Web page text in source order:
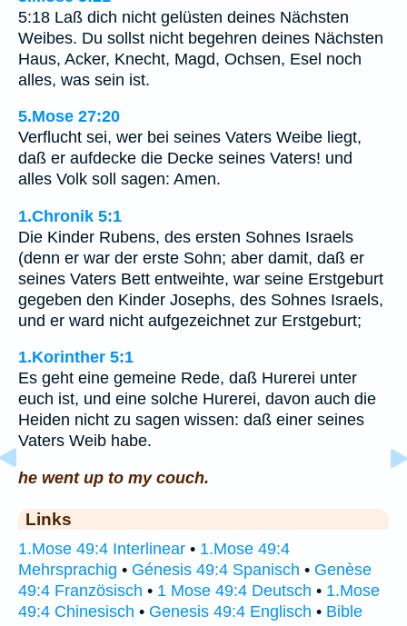
5:18 Laß dich nicht gelüsten deines Nächsten
Weibes. Du sollst nicht begehren deines Nächsten
Haus, Acker, Knecht, Magd, Ochsen, Esel noch
alles, was sein ist.
5.Mose 27:20
Verflucht sei, wer bei seines Vaters Weibe liegt,
daß er aufdecke die Decke seines Vaters! und
alles Volk soll sagen: Amen.
1.Chronik 5:1
Die Kinder Rubens, des ersten Sohnes Israels
(denn er war der erste Sohn; aber damit, daß er
seines Vaters Bett entweihte, war seine Erstgeburt
gegeben den Kinder Josephs, des Sohnes Israels,
und er ward nicht aufgezeichnet zur Erstgeburt;
1.Korinther 5:1
Es geht eine gemeine Rede, daß Hurerei unter
euch ist, und eine solche Hurerei, davon auch die
Heiden nicht zu sagen wissen: daß einer seines
Vaters Weib habe.
he went up to my couch.
Links
1.Mose 49:4 Interlinear • 1.Mose 49:4
Mehrsprachig • Génesis 49:4 Spanisch • Genèse
49:4 Französisch • 1 Mose 49:4 Deutsch • 1.Mose
49:4 Chinesisch • Genesis 49:4 Englisch • Bible